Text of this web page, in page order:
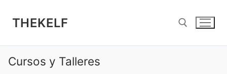
THEKELF
Buscar:
Cursos y Talleres